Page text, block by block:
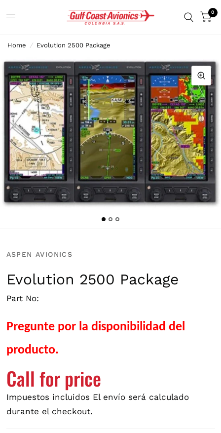
0
Home / Evolution 2500 Package
ASPEN AVIONICS
Evolution 2500 Package
Part No:
Pregunte por la disponibilidad del
producto.
Call for price
Impuestos incluidos El envíoserá calculado
durante el checkout.